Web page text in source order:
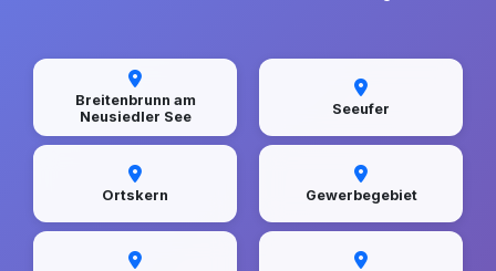
Breitenbrunn am
Neusiedler See
Seeufer
Ortskern Gewerbegebiet